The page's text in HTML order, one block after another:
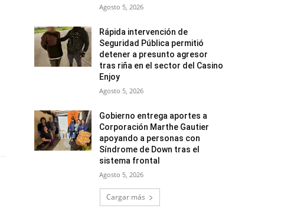
Agosto 5, 2026
Rápida intervención de
Seguridad Pública permitió
detener a presunto agresor
tras riña en el sector del Casino
Enjoy
Agosto 5, 2026
Gobierno entrega aportes a
Corporación Marthe Gautier
apoyando a personas con
Síndrome de Down tras el
sistema frontal
Agosto 5, 2026
Cargar más